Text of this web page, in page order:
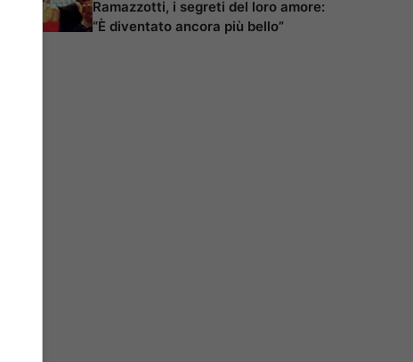
Ramazzotti, i segreti del loro amore:
“È diventato ancora più bello”